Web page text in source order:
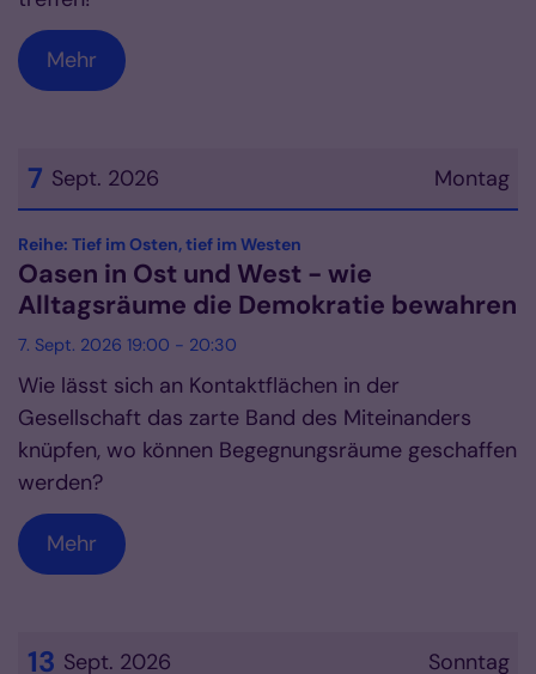
Mehr
Montag
7 Sept. 2026
Datum: 7. September 2026
Reihe: Tief im Osten, tief im Westen
Oasen in Ost und West - wie
Alltagsräume die Demokratie bewahren
7. Sept. 2026 19:00 - 20:30
Wie lässt sich an Kontaktflächen in der
Gesellschaft das zarte Band des Miteinanders
knüpfen, wo können Begegnungsräume geschaffen
werden?
Mehr
Sonntag
13 Sept. 2026